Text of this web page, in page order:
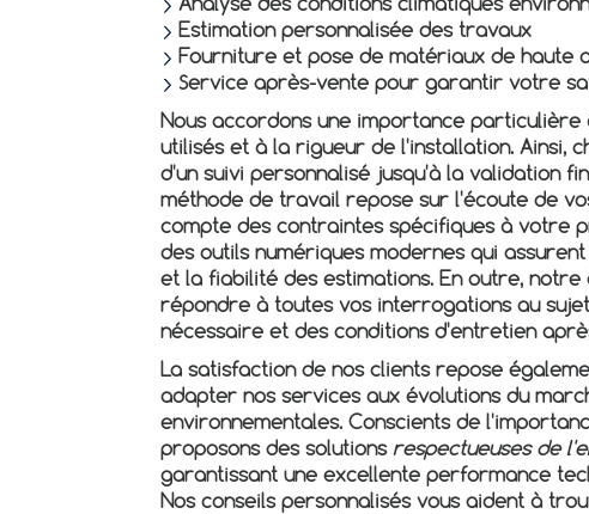
Analyse des conditions climatiques
Estimation personnalisée des travaux
Fourniture et pose de matériaux de haute
Service après-vente pour garantir votre
Nous accordons une importance
utilisés et à la rigueur de l'installation. Ainsi,
d'un suivi personnalisé jusqu'à la validation
méthode de travail repose sur l'écoute de
compte des contraintes spécifiques à votre
des outils numériques modernes qui
et la fiabilité des estimations. En outre,
répondre à toutes vos interrogations au
nécessaire et des conditions d'entretien
La satisfaction de nos clients repose
adapter nos services aux évolutions du
environnementales. Conscients de
proposons des solutionsrespectueuses de
garantissant une excellente performance
Nos conseils personnalisés vous aident à